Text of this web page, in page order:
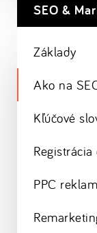
SEO &
Základy
Ako na
Kľúčové
PPC